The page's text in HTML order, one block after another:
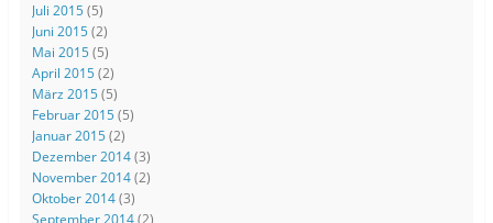
Juli 2015(5)
Juni 2015(2)
Mai 2015(5)
April 2015(2)
März 2015(5)
Februar 2015(5)
Januar 2015(2)
Dezember 2014(3)
November 2014(2)
Oktober 2014(3)
September 2014(2)